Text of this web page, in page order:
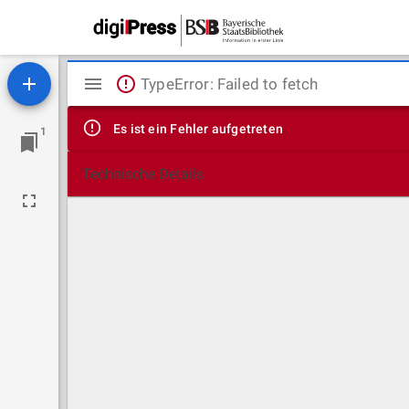
1
Mirador
Viewer
TypeError: Failed to fetch
Es ist ein Fehler aufgetreten
Technische Details